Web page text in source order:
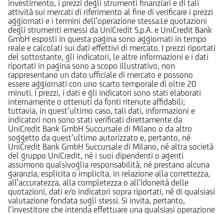
investimento, i prezzi degli strumenti finanziari e di tali
attività sui mercati di riferimento al fine di verificare i prezzi
aggiornati e i termini dell’operazione stessa.Le quotazioni
degli strumenti emessi da UniCredit S.p.A. e UniCredit Bank
GmbH esposti in questa pagina sono aggiornati in tempo
reale e calcolati sui dati effettivi di mercato. I prezzi riportati
del sottostante, gli indicatori, le altre informazioni e i dati
riportati in pagina sono a scopo illustrativo, non
rappresentano un dato ufficiale di mercato e possono
essere aggiornati con uno scarto temporale di oltre 20
minuti. I prezzi, i dati e gli indicatori sono stati elaborati
internamente o ottenuti da fonti ritenute affidabili;
tuttavia, in quest’ultimo caso, tali dati, informazioni e
indicatori non sono stati verificati direttamente da
UniCredit Bank GmbH Succursale di Milano o da altro
soggetto da quest’ultimo autorizzato e, pertanto, né
UniCredit Bank GmbH Succursale di Milano, né altra società
del gruppo UniCredit, né i suoi dipendenti o agenti
assumono qualsivoglia responsabilità, né prestano alcuna
garanzia, esplicita o implicita, in relazione alla correttezza,
all’accuratezza, alla completezza o all’idoneità delle
quotazioni, dati e/o indicatori sopra riportati, né di qualsiasi
valutazione fondata sugli stessi. Si invita, pertanto,
l’investitore che intenda effettuare una qualsiasi operazione